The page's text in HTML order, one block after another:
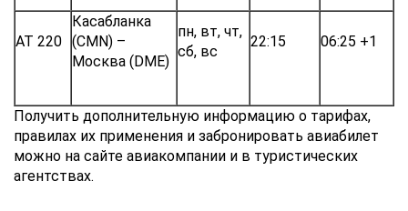
AT 220
Касабланка
(CMN) –
Москва (DME)
пн, вт, чт,
сб, вс
22:15 06:25 +1
Получить дополнительную информацию о тарифах,
правилах их применения и забронировать авиабилет
можно на сайте авиакомпании и в туристических
агентствах.